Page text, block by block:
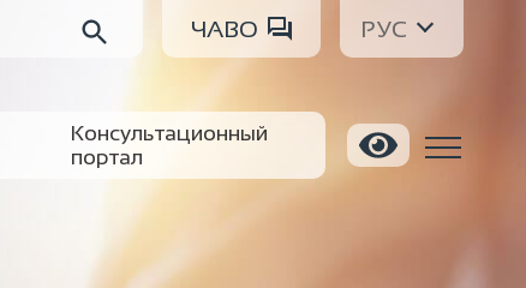
ЧАВО РУС
Консультационный
портал